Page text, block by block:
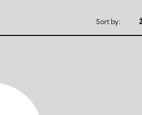
Sort by: